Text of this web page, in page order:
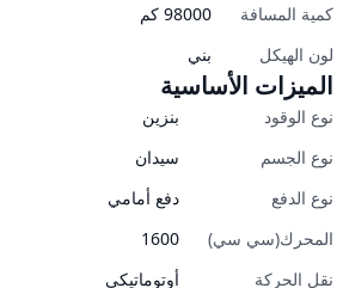
كمية المسافة 98000 كم
لون الهيكل
بني
الميزات الأساسية
نوع الوقود
بنزين
نوع الجسم
سيدان
نوع الدفع
دفع أمامي
المحرك(سي سي)
1600
نقل الحركة
أوتوماتيكي